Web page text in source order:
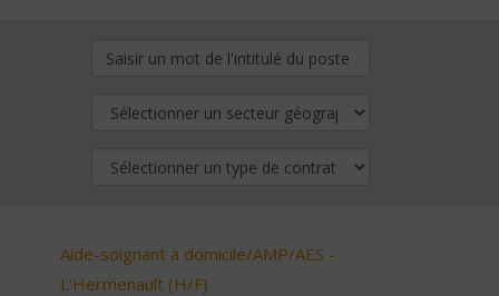
Aide-soignant à domicile/AMP/AES -
L'Hermenault (H/F)